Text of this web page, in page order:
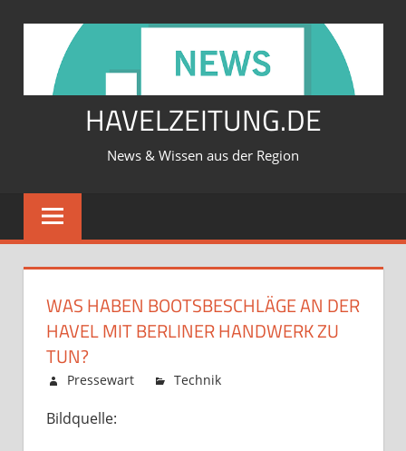
springen
HAVELZEITUNG.DE
News & Wissen aus der Region
WAS HABEN BOOTSBESCHLÄGE AN DER
HAVEL MIT BERLINER HANDWERK ZU
TUN?
Februar 12, 2026
Pressewart Technik
Bildquelle: